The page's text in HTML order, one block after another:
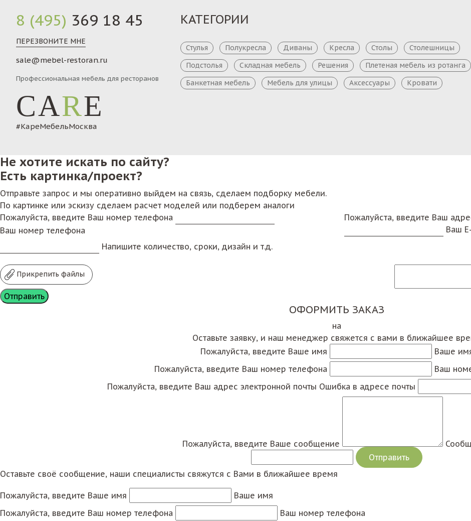
8 (495) 369 18 45
ПЕРЕЗВОНИТЕ МНЕ
sale@mebel-restoran.ru
Профессиональная мебель для ресторанов
CARE
#КареМебельМосква
КАТЕГОРИИ
Стулья Полукресла Диваны Кресла Столы
Столешницы
Подстолья
Складная мебель Решения
Плетеная мебель из ротанга
Банкетная мебель
Мебель для улицы Аксессуары Кровати
Не хотите искать по сайту?
Есть картинка/проект?
Отправьте запрос и мы оперативно выйдем на связь, сделаем подборку мебели.
По картинке или эскизу сделаем расчет моделей или подберем аналоги
Пожалуйста, введите Ваш номер телефона
Ваш номер телефона
Пожалуйста, введите Ваш
Ваш
Напишите количество, сроки, дизайн и т.д.
Прикрепить файлы
ОФОРМИТЬ ЗАКАЗ
на
Оставьте заявку, и наш менеджер свяжется с вами в ближайшее
Пожалуйста, введите Ваше имя
Ваше
Пожалуйста, введите Ваш номер телефона
Ваш
Пожалуйста, введите Ваш адрес электронной почты Ошибка в адресе почты
Пожалуйста, введите Ваше сообщение
Оставьте своё сообщение, наши специалисты свяжутся с Вами в ближайшее время
Пожалуйста, введите Ваше имя
Ваше имя
Пожалуйста, введите Ваш номер телефона
Ваш номер телефона